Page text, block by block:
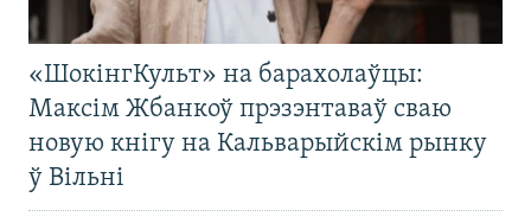
«ШокінгКульт» на барахолаўцы:
Максім Жбанкоў прэзэнтаваў сваю
новую кнігу на Кальварыйскім рынку
ў Вільні